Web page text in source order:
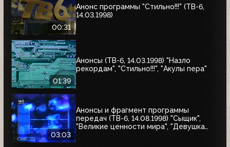
00:31
Анонс программы "Стильно!!!" (ТВ-6,
14.03.1998)
01:39
Анонсы (ТВ-6, 14.03.1998) "Назло
рекордам", "Стильно!!!", "Акулы пера"
03:03
Анонсы и фрагмент программы
передач (ТВ-6, 14.08.1998) "Сыщик",
"Великие ценности мира", "Девушка